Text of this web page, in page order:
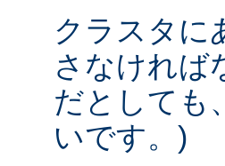
クラスタに
さなければ
だとしても
いです。)